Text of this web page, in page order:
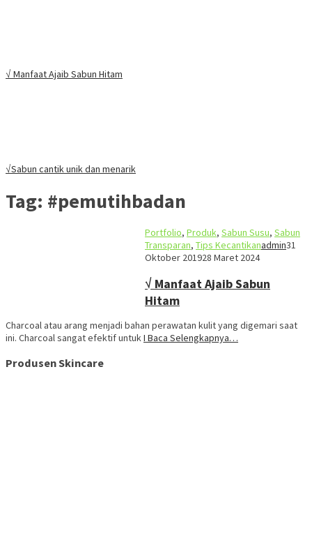
√ Manfaat Ajaib Sabun Hitam
√Sabun cantik unik dan menarik
Tag: #pemutihbadan
Portfolio, Produk, Sabun Susu, Sabun
Transparan, Tips Kecantikanadmin31
Oktober 201928 Maret 2024
√ Manfaat Ajaib Sabun
Hitam
Charcoal atau arang menjadi bahan perawatan kulit yang digemari saat
ini. Charcoal sangat efektif untukI Baca Selengkapnya…
Produsen Skincare